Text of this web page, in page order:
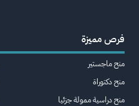
فرص مميزة
منح ماجستير
منح دكتوراة
منح دراسية ممولة جزئيا